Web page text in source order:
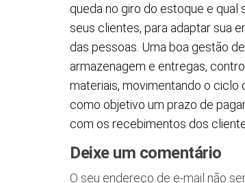
queda no giro do estoque e
seus clientes, para adaptar sua
das pessoas. Uma boa gestão
armazenagem e entregas,
materiais, movimentando o ciclo
como objetivo um prazo de
com os recebimentos dos
Deixe um comentário
O seu endereço de e-mail não